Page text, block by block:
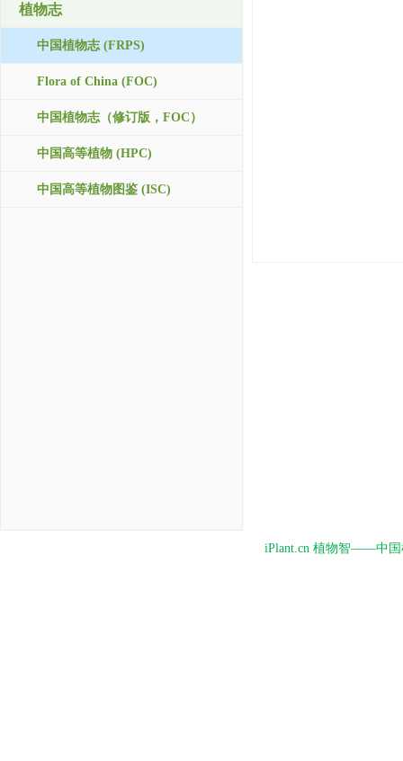
植物志
中国植物志 (FRPS)
Flora of China (FOC)
中国植物志（修订版，FOC）
中国高等植物 (HPC)
中国高等植物图鉴 (ISC)
iPlant.cn 植物智——中国